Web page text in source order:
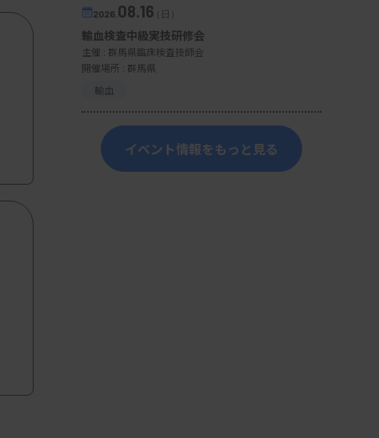
2026. 08.16（日）
輸血検査中級実技研修会
主催 : 群馬県臨床検査技師会
開催場所 : 群馬県
輸血
イベント情報をもっと見る